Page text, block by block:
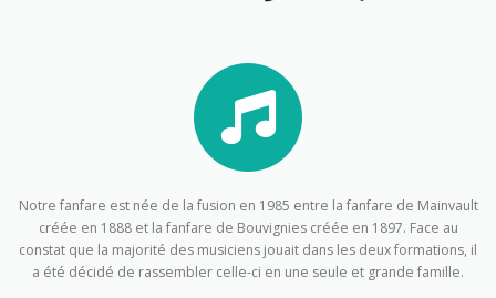
Notre fanfare est née de la fusion en 1985 entre la fanfare de Mainvault
créée en 1888 et la fanfare de Bouvignies créée en 1897. Face au
constat que la majorité des musiciens jouait dans les deux formations, il
a été décidé de rassembler celle-ci en une seule et grande famille.